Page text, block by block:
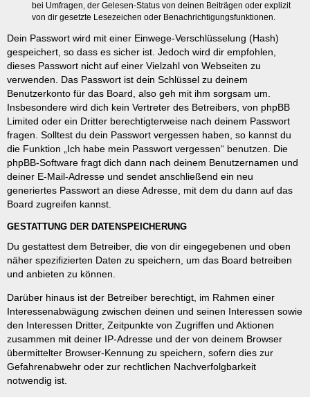
bei Umfragen, der Gelesen-Status von deinen Beiträgen oder explizit
von dir gesetzte Lesezeichen oder Benachrichtigungsfunktionen.
Dein Passwort wird mit einer Einwege-Verschlüsselung (Hash)
gespeichert, so dass es sicher ist. Jedoch wird dir empfohlen,
dieses Passwort nicht auf einer Vielzahl von Webseiten zu
verwenden. Das Passwort ist dein Schlüssel zu deinem
Benutzerkonto für das Board, also geh mit ihm sorgsam um.
Insbesondere wird dich kein Vertreter des Betreibers, von phpBB
Limited oder ein Dritter berechtigterweise nach deinem Passwort
fragen. Solltest du dein Passwort vergessen haben, so kannst du
die Funktion „Ich habe mein Passwort vergessen“ benutzen. Die
phpBB-Software fragt dich dann nach deinem Benutzernamen und
deiner E-Mail-Adresse und sendet anschließend ein neu
generiertes Passwort an diese Adresse, mit dem du dann auf das
Board zugreifen kannst.
GESTATTUNG DER DATENSPEICHERUNG
Du gestattest dem Betreiber, die von dir eingegebenen und oben
näher spezifizierten Daten zu speichern, um das Board betreiben
und anbieten zu können.
Darüber hinaus ist der Betreiber berechtigt, im Rahmen einer
Interessenabwägung zwischen deinen und seinen Interessen sowie
den Interessen Dritter, Zeitpunkte von Zugriffen und Aktionen
zusammen mit deiner IP-Adresse und der von deinem Browser
übermittelter Browser-Kennung zu speichern, sofern dies zur
Gefahrenabwehr oder zur rechtlichen Nachverfolgbarkeit
notwendig ist.